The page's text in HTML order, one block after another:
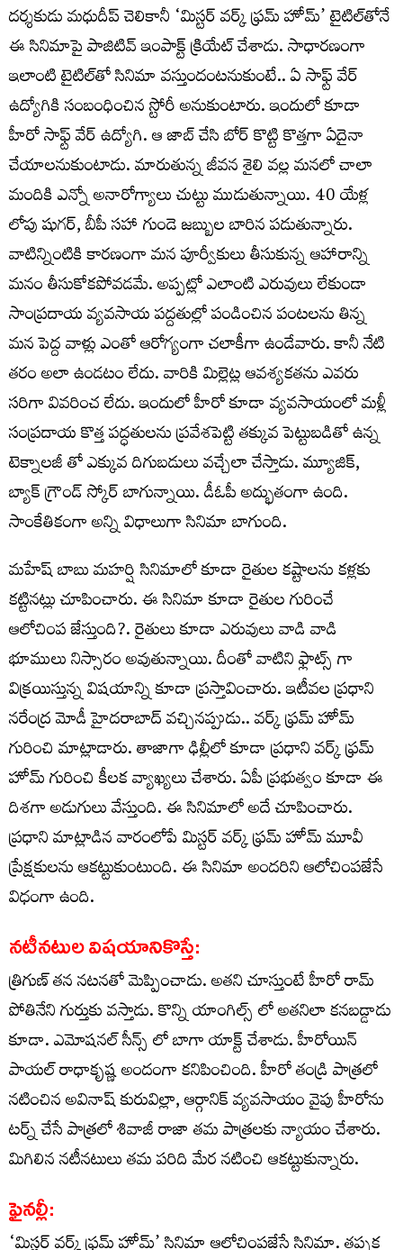
దర్శకుడు మధుదీప్ చెలికానీ ‘మిస్టర్ వర్క్ ఫ్రమ్ హోమ్’ టైటిల్‌తోనే
ఈ సినిమాపై పాజిటివ్ ఇంపాక్ట్ క్రియేట్ చేశాడు. సాధారణంగా
ఇలాంటి టైటిల్‌తో సినిమా వస్తుందంటనుకుంటే.. ఏ సాఫ్ట్ వేర్
ఉద్యోగికి సంబంధించిన స్టోరీ అనుకుంటారు. ఇందులో కూడా
హీరో సాఫ్ట్ వేర్ ఉద్యోగి. ఆ జాబ్ చేసి బోర్ కొట్టి కొత్తగా ఏదైనా
చేయాలనుకుంటాడు. మారుతున్న జీవన శైలి వల్ల మనలో చాలా
మందికి ఎన్నో అనారోగ్యాలు చుట్టు ముడుతున్నాయి. 40 యేళ్ల
లోపు షుగర్, బీపీ సహా గుండె జబ్బుల బారిన పడుతున్నారు.
వాటిన్నింటికి కారణంగా మన పూర్వీకులు తీసుకున్న ఆహారాన్ని
మనం తీసుకోకపోవడమే. అప్పట్లో ఎలాంటి ఎరువులు లేకుండా
సాంప్రదాయ వ్యవసాయ పద్దతుల్లో పండించిన పంటలను తిన్న
మన పెద్ద వాళ్లు ఎంతో ఆరోగ్యంగా చలాకీగా ఉండేవారు. కానీ నేటి
తరం అలా ఉండటం లేదు. వారికి మిల్లెట్ల ఆవశ్యకతను ఎవరు
సరిగా వివరించ లేదు. ఇందులో హీరో కూడా వ్యవసాయంలో మళ్లీ
సంప్రదాయ కొత్త పద్ధతులను ప్రవేశపెట్టి తక్కువ పెట్టుబడితో ఉన్న
టెక్నాలజీ తో ఎక్కువ దిగుబడులు వచ్చేలా చేస్తాడు. మ్యూజిక్,
బ్యాక్ గ్రౌండ్ స్కోర్ బాగున్నాయి. డీఓపీ అద్భుతంగా ఉంది.
సాంకేతికంగా అన్ని విధాలుగా సినిమా బాగుంది.
మహేష్ బాబు మహర్షి సినిమాలో కూడా రైతుల కష్టాలను కళ్లకు
కట్టినట్లు చూపించారు. ఈ సినిమా కూడా రైతుల గురించే
ఆలోచింప జేస్తుంది?. రైతులు కూడా ఎరువులు వాడి వాడి
భూములు నిస్సారం అవుతున్నాయి. దీంతో వాటిని ఫ్లాట్స్ గా
విక్రయిస్తున్న విషయాన్ని కూడా ప్రస్తావించారు. ఇటీవల ప్రధాని
నరేంద్ర మోడీ హైదరాబాద్ వచ్చినప్పుడు.. వర్క్ ఫ్రమ్ హోమ్
గురించి మాట్లాడారు. తాజాగా ఢిల్లీలో కూడా ప్రధాని వర్క్ ఫ్రమ్
హోమ్ గురించి కీలక వ్యాఖ్యలు చేశారు. ఏపీ ప్రభుత్వం కూడా ఈ
దిశగా అడుగులు వేస్తుంది. ఈ సినిమాలో అదే చూపించారు.
ప్రధాని మాట్లాడిన వారంలోపే మిస్టర్ వర్క్ ఫ్రమ్ హోమ్ మూవీ
ప్రేక్షకులను ఆకట్టుకుంటుంది. ఈ సినిమా అందరిని ఆలోచింపజేసే
విధంగా ఉంది.
నటీనటుల విషయానికొస్తే:
త్రిగుణ్ తన నటనతో మెప్పించాడు. అతని చూస్తుంటే హీరో రామ్
పోతినేని గుర్తుకు వస్తాడు. కొన్ని యాంగిల్స్ లో అతనిలా కనబడ్డాడు
కూడా. ఎమోషనల్ సీన్స్ లో బాగా యాక్ట్ చేశాడు. హీరోయిన్
పాయల్ రాధాకృష్ణ అందంగా కనిపించింది. హీరో తండ్రి పాత్రలో
నటించిన అవినాష్ కురువిల్లా, ఆర్గానిక్ వ్యవసాయం వైపు హీరోను
టర్న్ చేసే పాత్రలో శివాజీ రాజా తమ పాత్రలకు న్యాయం చేశారు.
మిగిలిన నటీనటులు తమ పరిది మేర నటించి ఆకట్టుకున్నారు.
ఫైనల్లీ: